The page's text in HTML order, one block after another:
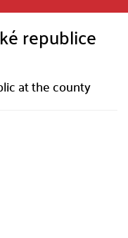
republice
at the county